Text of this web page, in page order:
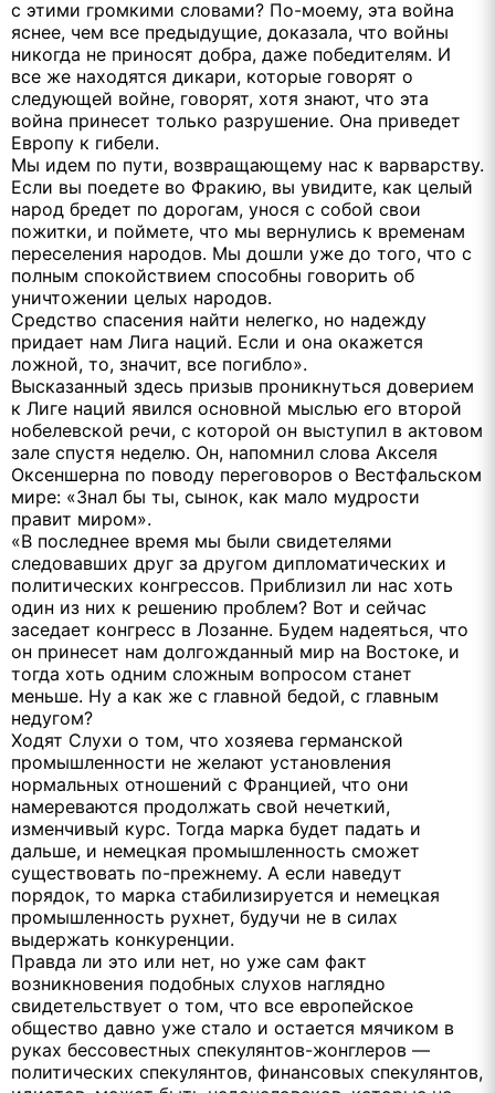
с этими громкими словами? По-моему, эта война
яснее, чем все предыдущие, доказала, что войны
никогда не приносят добра, даже победителям. И
все же находятся дикари, которые говорят о
следующей войне, говорят, хотя знают, что эта
война принесет только разрушение. Она приведет
Европу к гибели.
Мы идем по пути, возвращающему нас к варварству.
Если вы поедете во Фракию, вы увидите, как целый
народ бредет по дорогам, унося с собой свои
пожитки, и поймете, что мы вернулись к временам
переселения народов. Мы дошли уже до того, что с
полным спокойствием способны говорить об
уничтожении целых народов.
Средство спасения найти нелегко, но надежду
придает нам Лига наций. Если и она окажется
ложной, то, значит, все погибло».
Высказанный здесь призыв проникнуться доверием
к Лиге наций явился основной мыслью его второй
нобелевской речи, с которой он выступил в актовом
зале спустя неделю. Он, напомнил слова Акселя
Оксеншерна по поводу переговоров о Вестфальском
мире: «Знал бы ты, сынок, как мало мудрости
правит миром».
«В последнее время мы были свидетелями
следовавших друг за другом дипломатических и
политических конгрессов. Приблизил ли нас хоть
один из них к решению проблем? Вот и сейчас
заседает конгресс в Лозанне. Будем надеяться, что
он принесет нам долгожданный мир на Востоке, и
тогда хоть одним сложным вопросом станет
меньше. Ну а как же с главной бедой, с главным
недугом?
Ходят Слухи о том, что хозяева германской
промышленности не желают установления
нормальных отношений с Францией, что они
намереваются продолжать свой нечеткий,
изменчивый курс. Тогда марка будет падать и
дальше, и немецкая промышленность сможет
существовать по-прежнему. А если наведут
порядок, то марка стабилизируется и немецкая
промышленность рухнет, будучи не в силах
выдержать конкуренции.
Правда ли это или нет, но уже сам факт
возникновения подобных слухов наглядно
свидетельствует о том, что все европейское
общество давно уже стало и остается мячиком в
руках бессовестных спекулянтов-жонглеров —
политических спекулянтов, финансовых спекулянтов,